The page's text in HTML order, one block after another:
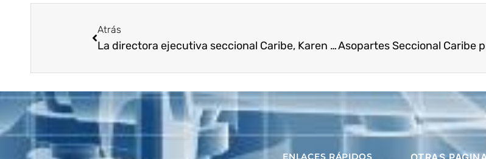
Atrás
La directora ejecutiva seccional Caribe, Karen Lucía Beleño en compañía del Alcalde de la ciudad de Barranquilla el Dr. Jaime Pumarejo, celebrando la reunión «BARRANQUILLA 2100 UN ENCUENTRO DE VISIÓN PARA EL FUTURO» convocada por la alcaldía de Barranquilla. Asopartes presente
ENLACES RÁPIDOS